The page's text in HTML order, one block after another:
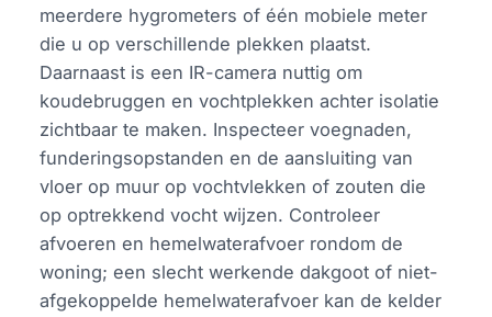
meerdere hygrometers of één mobiele meter
die u op verschillende plekken plaatst.
Daarnaast is een IR-camera nuttig om
koudebruggen en vochtplekken achter isolatie
zichtbaar te maken. Inspecteer voegnaden,
funderingsopstanden en de aansluiting van
vloer op muur op vochtvlekken of zouten die
op optrekkend vocht wijzen. Controleer
afvoeren en hemelwaterafvoer rondom de
woning; een slecht werkende dakgoot of niet-
afgekoppelde hemelwaterafvoer kan de kelder